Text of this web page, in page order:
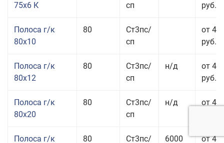
75x6 К
сп
руб.
Полоса г/к
80x10
80
Ст3пс/
сп
от 43
руб.
Полоса г/к
80x12
80
Ст3пс/
сп
н/д
от 45
руб.
Полоса г/к
80x20
80
Ст3пс/
сп
н/д
от 49
Полоса г/к 80 Ст3пс/ 6000 от 47